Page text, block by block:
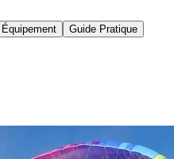
Équipement
Guide Pratique